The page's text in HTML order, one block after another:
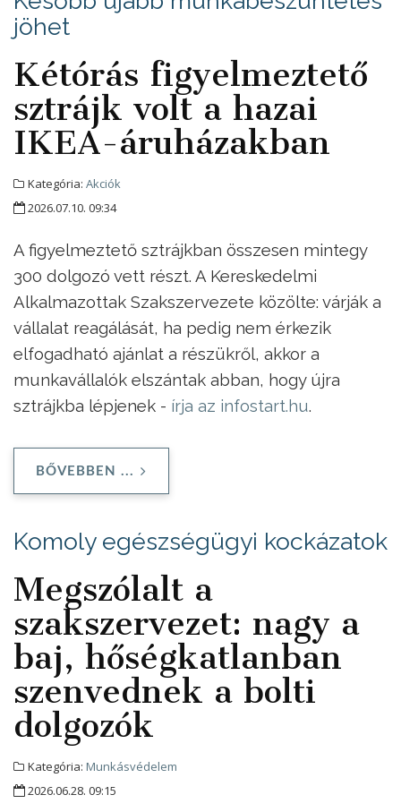
jöhet
Kétórás figyelmeztető
sztrájk volt a hazai
IKEA-áruházakban
Kategória: Akciók
2026.07.10. 09:34
A figyelmeztető sztrájkban összesen mintegy
300 dolgozó vett részt. A Kereskedelmi
Alkalmazottak Szakszervezete közölte: várják a
vállalat reagálását, ha pedig nem érkezik
elfogadható ajánlat a részükről, akkor a
munkavállalók elszántak abban, hogy újra
sztrájkba lépjenek - írja az infostart.hu.
BŐVEBBEN ...
Komoly egészségügyi kockázatok
Megszólalt a
szakszervezet: nagy a
baj, hőségkatlanban
szenvednek a bolti
dolgozók
Kategória: Munkásvédelem
2026.06.28. 09:15